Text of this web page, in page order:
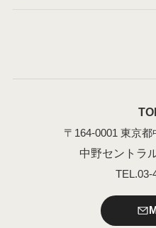
〒164-0001 東京
中野セントラ
TEL.03-